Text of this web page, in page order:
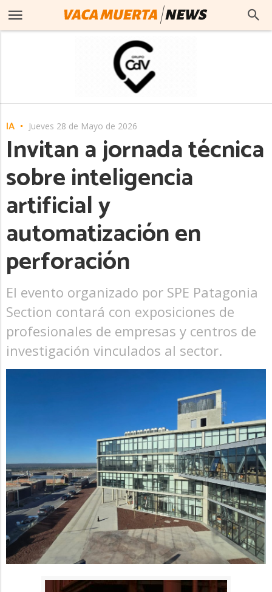
IA Jueves 28 de Mayo de 2026
Invitan a jornada técnica
sobre inteligencia
artificial y
automatización en
perforación
El evento organizado por SPE Patagonia
Section contará con exposiciones de
profesionales de empresas y centros de
investigación vinculados al sector.